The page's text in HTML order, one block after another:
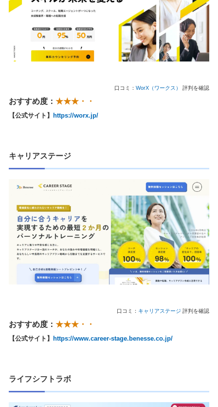
口コミ： WorX（ワークス） 評判を確認
おすすめ度： ★★★・・
【公式サイト】 https://worx.jp/
キャリアステージ
口コミ： キャリアステージ 評判を確認
おすすめ度： ★★★・・
【公式サイト】 https://www.career-stage.benesse.co.jp/
ライフシフトラボ